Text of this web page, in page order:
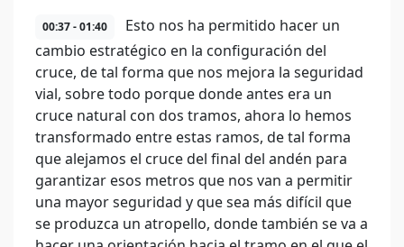
00:37 - 01:40
Esto nos ha permitido hacer un
cambio estratégico en la configuración del
cruce, de tal forma que nos mejora la seguridad
vial, sobre todo porque donde antes era un
cruce natural con dos tramos, ahora lo hemos
transformado entre estas ramos, de tal forma
que alejamos el cruce del final del andén para
garantizar esos metros que nos van a permitir
una mayor seguridad y que sea más difícil que
se produzca un atropello, donde también se va a